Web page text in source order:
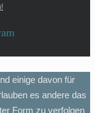
einige davon für
es andere das
Form zu verfolgen